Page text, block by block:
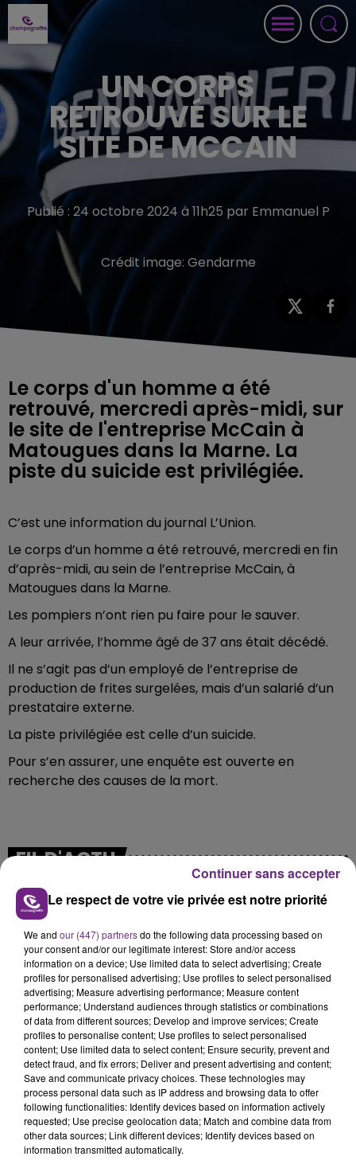
UN CORPS
RETROUVÉ SUR LE
SITE DE MCCAIN
Publié : 24 octobre 2024 à 11h25 par Emmanuel P
Crédit image: Gendarme
Le corps d'un homme a été
retrouvé, mercredi après-midi, sur
le site de l'entreprise McCain à
Matougues dans la Marne. La
C’est une information du journal L’Union.
Le corps d’un homme a été retrouvé, mercredi en fin
d’après-midi, au sein de l’entreprise McCain, à
Matougues dans la Marne.
Les pompiers n’ont rien pu faire pour le sauver.
A leur arrivée, l’homme âgé de 37 ans était décédé.
Il ne s’agit pas d’un employé de l’entreprise de
production de frites surgelées, mais d’un salarié d’un
prestataire externe.
La piste privilégiée est celle d’un suicide.
Pour s’en assurer, une enquête est ouverte en
recherche des causes de la mort.
FIL D'ACTU
7 août 2026
LA CENTRALE NUCLÉAIRE DE CHOOZ
TOUJOURS À L'ARRÊT
Cela fait déjà une semaine que la centrale
nucléaire ardennaise est à l'arrêt. Une situation
justifiée par la sécheresse intense qui est toujours
présente.
Le respect de votre vie privée est notre priorité
We and our (447) partnersdo the following data processing based on
your consent and/or our legitimate interest: Store and/or access
information on a device; Use limited data to select advertising; Create
profiles for personalised advertising; Use profiles to select personalised
advertising; Measure advertising performance; Measure content
performance; Understand audiences through statistics or combinations
of data from different sources; Develop and improve services; Create
profiles to personalise content; Use profiles to select personalised
content; Use limited data to select content; Ensure security, prevent and
detect fraud, and fix errors; Deliver and present advertising and content;
Save and communicate privacy choices. These technologies may
process personal data such as IP address and browsing data to offer
following functionalities: Identify devices based on information actively
requested; Use precise geolocation data; Match and combine data from
other data sources; Link different devices; Identify devices based on
information transmitted automatically.
Continuer sans accepter